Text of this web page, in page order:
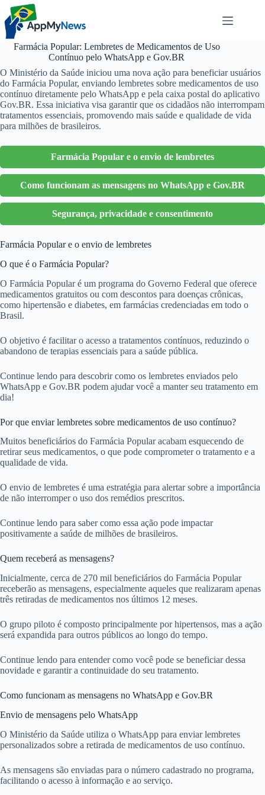
Pular
para
conteúdo
Farmácia Popular: Lembretes de Medicamentos de Uso
Contínuo pelo WhatsApp e Gov.BR
O Ministério da Saúde iniciou uma nova ação para beneficiar usuários
do Farmácia Popular, enviando lembretes sobre medicamentos de uso
contínuo diretamente pelo WhatsApp e pela caixa postal do aplicativo
Gov.BR. Essa iniciativa visa garantir que os cidadãos não interrompam
tratamentos essenciais, promovendo mais saúde e qualidade de vida
para milhões de brasileiros.
Farmácia Popular e o envio de lembretes
Como funcionam as mensagens no WhatsApp e Gov.BR
Segurança, privacidade e consentimento
Farmácia Popular e o envio de lembretes
O que é o Farmácia Popular?
O Farmácia Popular é um programa do Governo Federal que oferece
medicamentos gratuitos ou com descontos para doenças crônicas,
como hipertensão e diabetes, em farmácias credenciadas em todo o
Brasil.
O objetivo é facilitar o acesso a tratamentos contínuos, reduzindo o
abandono de terapias essenciais para a saúde pública.
Continue lendo para descobrir como os lembretes enviados pelo
WhatsApp e Gov.BR podem ajudar você a manter seu tratamento em
dia!
Por que enviar lembretes sobre medicamentos de uso contínuo?
Muitos beneficiários do Farmácia Popular acabam esquecendo de
retirar seus medicamentos, o que pode comprometer o tratamento e a
qualidade de vida.
O envio de lembretes é uma estratégia para alertar sobre a importância
de não interromper o uso dos remédios prescritos.
Continue lendo para saber como essa ação pode impactar
positivamente a saúde de milhões de brasileiros.
Quem receberá as mensagens?
Inicialmente, cerca de 270 mil beneficiários do Farmácia Popular
receberão as mensagens, especialmente aqueles que realizaram apenas
três retiradas de medicamentos nos últimos 12 meses.
O grupo piloto é composto principalmente por hipertensos, mas a ação
será expandida para outros públicos ao longo do tempo.
Continue lendo para entender como você pode se beneficiar dessa
novidade e garantir a continuidade do seu tratamento.
Como funcionam as mensagens no WhatsApp e Gov.BR
Envio de mensagens pelo WhatsApp
O Ministério da Saúde utiliza o WhatsApp para enviar lembretes
personalizados sobre a retirada de medicamentos de uso contínuo.
As mensagens são enviadas para o número cadastrado no programa,
facilitando o acesso à informação e ao serviço.